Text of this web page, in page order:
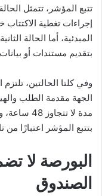
تتبع المؤشر، تتمثل
إجراءات تغطية
المبدئية، أما الحالة
بتقديم مستندات أو
وفي كلتا الحالتين،
الجهة مقدمة الطلب
مدة لا
بتتبع المؤشر اعتبارًا من
البورصة لا
الصندوق